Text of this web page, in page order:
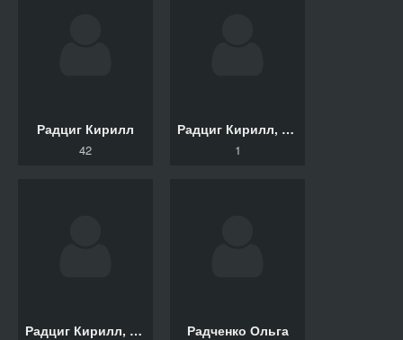
Радциг Кирилл
42
Радциг Кирилл, Куварзина Юлия, Ласкавая Елена
1
Радциг Кирилл, Ласкавая Елена, Куварзина Юлия Радченко Ольга